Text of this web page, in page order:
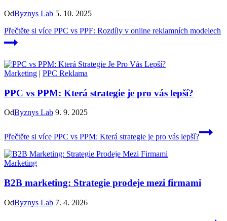
OdByznys Lab 5. 10. 2025
Přečtěte si více PPC vs PPF: Rozdíly v online reklamních modelech
Marketing | PPC Reklama
PPC vs PPM: Která strategie je pro vás lepší?
OdByznys Lab 9. 9. 2025
Přečtěte si více PPC vs PPM: Která strategie je pro vás lepší?
Marketing
B2B marketing: Strategie prodeje mezi firmami
OdByznys Lab 7. 4. 2026